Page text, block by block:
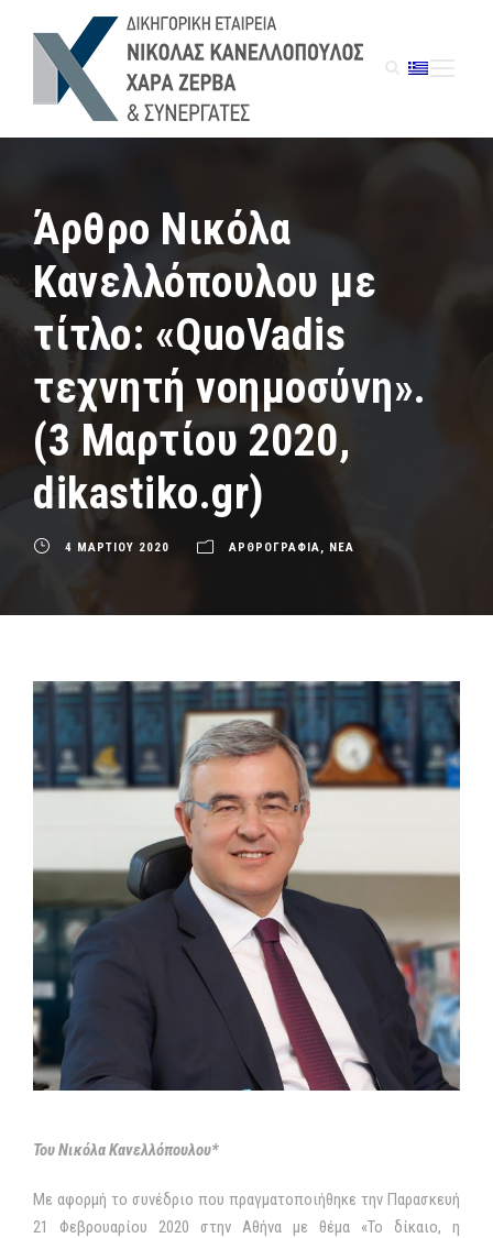
Άρθρο Νικόλα
Κανελλόπουλου με
τίτλο: «QuoVadis
τεχνητή νοημοσύνη».
(3 Μαρτίου 2020,
dikastiko.gr)
4 ΜΑΡΤΙΟΥ 2020 ΑΡΘΡΟΓΡΑΦΙΑ, ΝΕΑ
Του Νικόλα Κανελλόπουλου*
Με αφορμή το συνέδριο που πραγματοποιήθηκε την Παρασκευή
21 Φεβρουαρίου 2020 στην Αθήνα με θέμα «Το δίκαιο, η